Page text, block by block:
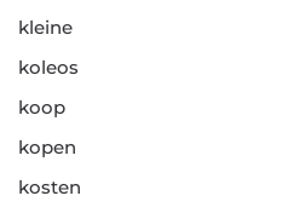
kleine
koleos
koop
kopen
kosten